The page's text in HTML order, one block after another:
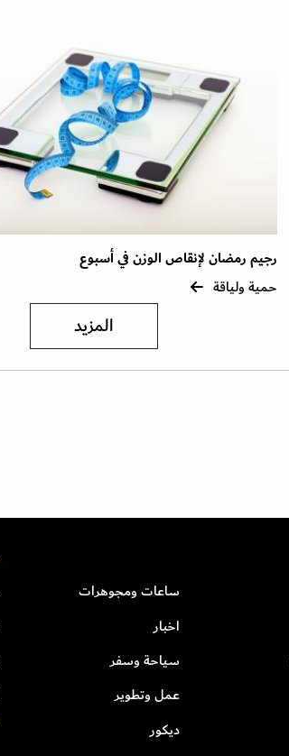
رجيم رمضان لإنقاص الوزن في أسبوع
حمية ولياقة
المزيد
ساعات ومجوهرات
اخبار
سياحة وسفر
عمل وتطوير
ديكور